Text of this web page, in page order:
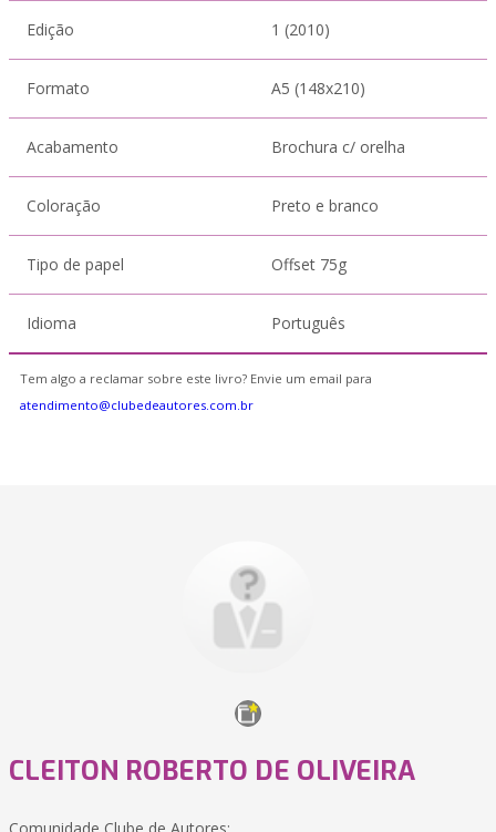
Edição 1 (2010)
Formato A5 (148x210)
Acabamento Brochura c/ orelha
Coloração Preto e branco
Tipo de papel Offset 75g
Idioma Português
Tem algo a reclamar sobre este livro? Envie um email para
atendimento@clubedeautores.com.br
CLEITON ROBERTO DE OLIVEIRA